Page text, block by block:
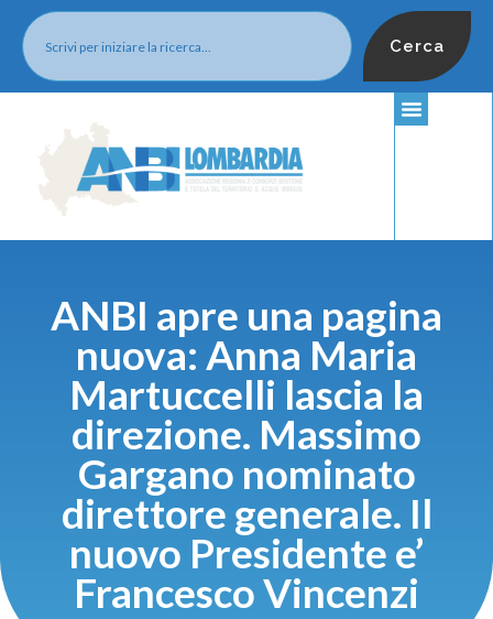
Cerca
ANBI apre una pagina
nuova: Anna Maria
Martuccelli lascia la
direzione. Massimo
Gargano nominato
direttore generale. Il
nuovo Presidente e’
Francesco Vincenzi